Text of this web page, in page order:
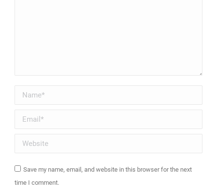
Name *
Email *
Website
Save my name, email, and website in this browser for the next
time I comment.